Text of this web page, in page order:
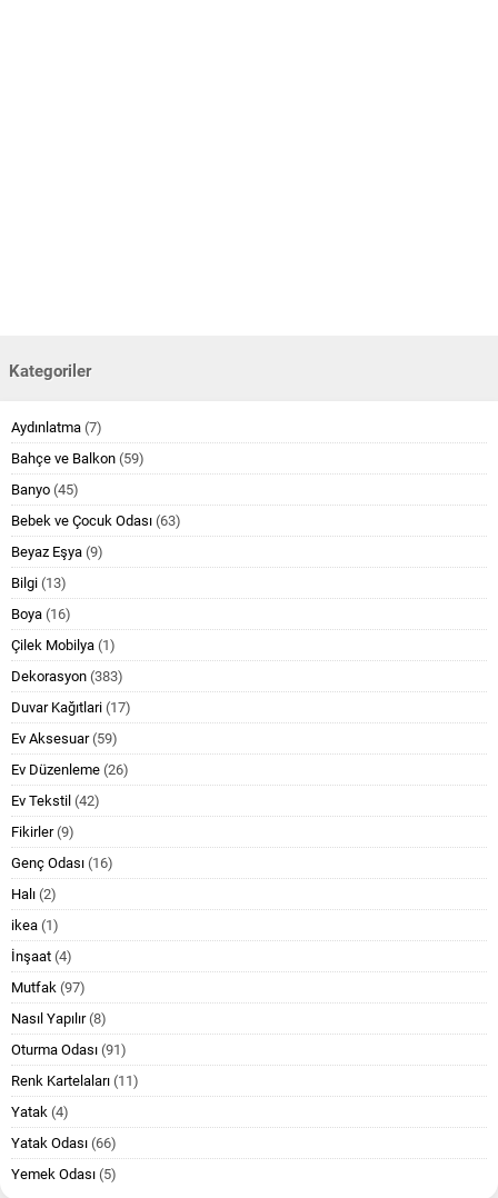
Kategoriler
Aydınlatma (7)
Bahçe ve Balkon (59)
Banyo (45)
Bebek ve Çocuk Odası (63)
Beyaz Eşya (9)
Bilgi (13)
Boya (16)
Çilek Mobilya (1)
Dekorasyon (383)
Duvar Kağıtlari (17)
Ev Aksesuar(59)
Ev Düzenleme (26)
Ev Tekstil (42)
Fikirler(9)
Genç Odası (16)
Halı (2)
ikea (1)
İnşaat (4)
Mutfak (97)
Nasıl Yapılır(8)
Oturma Odası (91)
Renk Kartelaları (11)
Yatak (4)
Yatak Odası (66)
Yemek Odası (5)